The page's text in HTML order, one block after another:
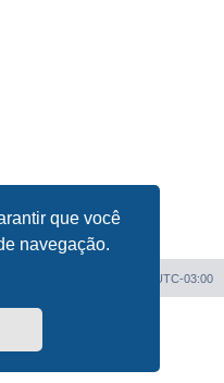
que você
navegação.
UTC-03:00
phpBB